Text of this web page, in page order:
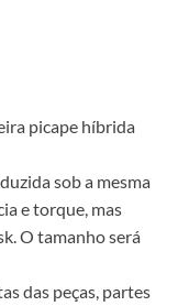
picape híbrida
sob a mesma
e torque, mas
O tamanho será
das peças, partes